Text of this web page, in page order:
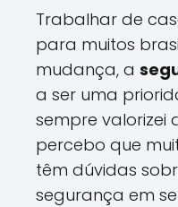
Trabalhar de
para muitos
mudança, a
a ser uma
sempre valorizei
percebo que
têm dúvidas
segurança em